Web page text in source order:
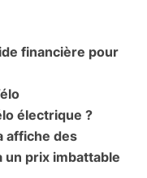
financière pour
électrique ?
affiche des
un prix imbattable